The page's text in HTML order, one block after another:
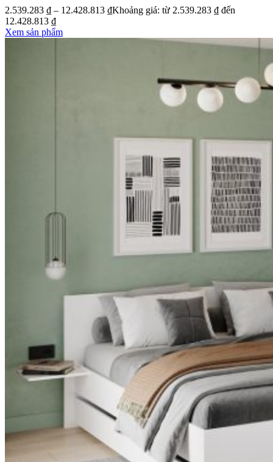
2.539.283 ₫ – 12.428.813 ₫Khoảng giá: từ 2.539.283 ₫ đến
12.428.813 ₫
Xem sản phẩm